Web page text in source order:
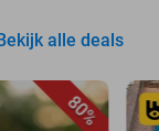
alle deals
80%